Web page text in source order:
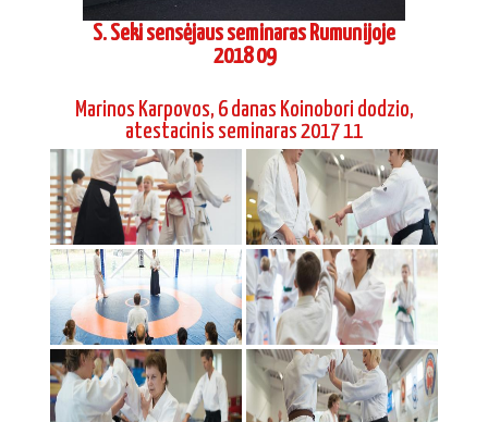
S. Seki sensėjaus seminaras Rumunijoje
2018 09
Marinos Karpovos, 6 danas Koinobori dodzio,
atestacinis seminaras 2017 11